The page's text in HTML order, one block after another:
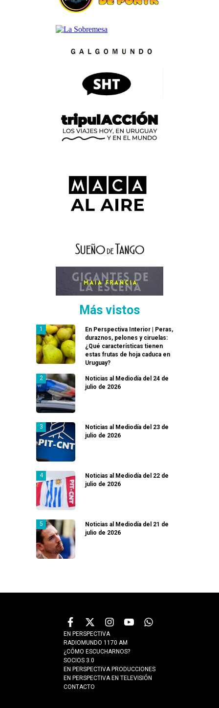
Más vistos
En Perspectiva Interior | Peras,
duraznos, pelones y ciruelas:
¿Qué características tienen
estas frutas de hoja caduca en
Uruguay?
Noticias al Mediodía del 24 de
julio de 2026
Noticias al Mediodía del 23 de
julio de 2026
Noticias al Mediodía del 22 de
julio de 2026
Noticias al Mediodía del 21 de
julio de 2026
EN PERSPECTIVA
RADIOMUNDO 1170 AM
¿CÓMO ESCUCHARNOS?
SOCIOS 3.0
EN PERSPECTIVA PRODUCCIONES
EN PERSPECTIVA EN TELEVISIÓN
CONTACTO